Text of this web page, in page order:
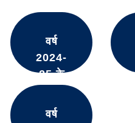
वर्ष
2024-
25 के
एलआईसी
वर्ष